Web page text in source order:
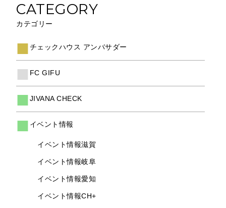
CATEGORY
カテゴリー
チェックハウス アンバサダー
FC GIFU
JIVANA CHECK
イベント情報
イベント情報滋賀
イベント情報岐阜
イベント情報愛知
イベント情報CH+